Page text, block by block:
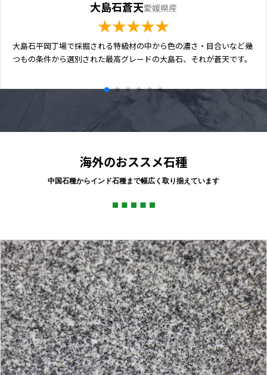
大島石蒼天愛媛県産
★★★★★
大島石平岡丁場で採掘される特級材の中から色の濃さ・目合いなど幾
つもの条件から選別された最高グレードの大島石、それが蒼天です。
海外のおススメ石種
中国石種からインド石種まで幅広く取り揃えています